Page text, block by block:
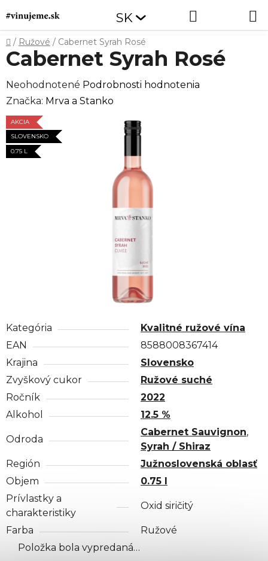
na
obsah
SK
Domov
/ Ružové / Cabernet Syrah Rosé
Kategória
Kvalitné ružové vína
EAN
8588008367414
Krajina
Slovensko
Zvyškový cukor
Ružové suché
Ročník
2022
Alkohol
12.5 %
Odroda
Cabernet Sauvignon,
Syrah / Shiraz
Región
Južnoslovenská oblasť
Objem
0.75 l
Prívlastky a
charakteristiky
Oxid siričitý
Farba
Ružové
Položka bola vypredaná…
Cabernet Syrah Rosé
Priemerné
hodnotenie
produktu
je
0,0
Neohodnotené Podrobnosti hodnotenia
Značka: Mrva a Stanko
AKCIA
SLOVENSKO
0.75 L